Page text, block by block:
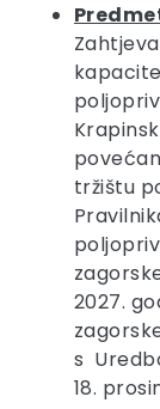
tržištu
2027.
s
18.